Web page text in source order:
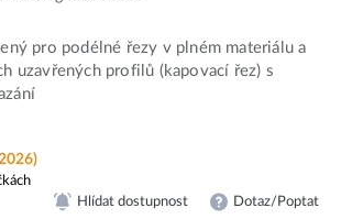
pro podélné řezy v plném materiálu a
uzavřených profilů (kapovací řez) s
Hlídat dostupnost Dotaz/Poptat